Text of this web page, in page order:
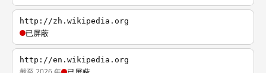
http://zh.wikipedia.org
已屏蔽
http://en.wikipedia.org